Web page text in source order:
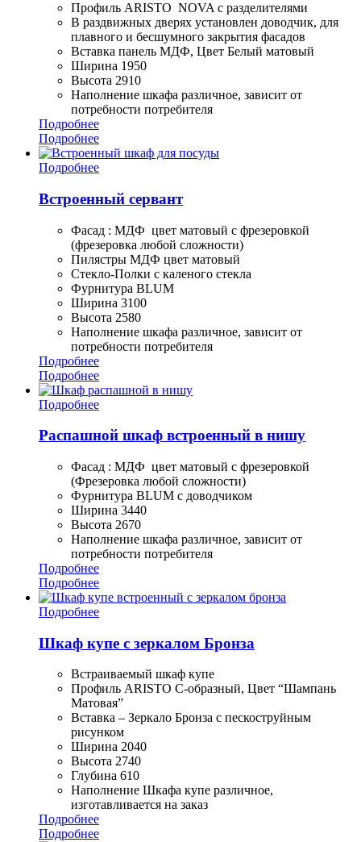
Профиль ARISTO NOVA с разделителями
В раздвижных дверях установлен доводчик, для
плавного и бесшумного закрытия фасадов
Вставка панель МДФ, Цвет Белый матовый
Ширина 1950
Высота 2910
Наполнение шкафа различное, зависит от
потребности потребителя
Подробнее
Подробнее
Подробнее
Встроенный сервант
Фасад : МДФ цвет матовый с фрезеровкой
(фрезеровка любой сложности)
Пилястры МДФ цвет матовый
Стекло-Полки с каленого стекла
Фурнитура BLUM
Ширина 3100
Высота 2580
Наполнение шкафа различное, зависит от
потребности потребителя
Подробнее
Подробнее
Подробнее
Распашной шкаф встроенный в нишу
Фасад : МДФ цвет матовый с фрезеровкой
(Фрезеровка любой сложности)
Фурнитура BLUM с доводчиком
Ширина 3440
Высота 2670
Наполнение шкафа различное, зависит от
потребности потребителя
Подробнее
Подробнее
Подробнее
Шкаф купе с зеркалом Бронза
Встраиваемый шкаф купе
Профиль ARISTO С-образный, Цвет “Шампань
Матовая”
Вставка – Зеркало Бронза с пескоструйным
рисунком
Ширина 2040
Высота 2740
Глубина 610
Наполнение Шкафа купе различное,
изготавливается на заказ
Подробнее
Подробнее